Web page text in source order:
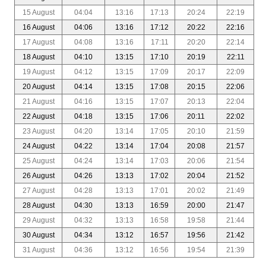
15 August
04:04 13:16 17:13 20:24
22:19
16 August
04:06 13:16 17:12 20:22
22:16
17 August
04:08 13:16 17:11 20:20
22:14
18 August
04:10 13:15 17:10 20:19
22:11
19 August
04:12 13:15 17:09 20:17
22:09
20 August
04:14 13:15 17:08 20:15
22:06
21 August
04:16 13:15 17:07 20:13
22:04
22 August
04:18 13:15 17:06 20:11
22:02
23 August
04:20 13:14 17:05 20:10
21:59
24 August
04:22 13:14 17:04 20:08
21:57
25 August
04:24 13:14 17:03 20:06
21:54
26 August
04:26 13:13 17:02 20:04
21:52
27 August
04:28 13:13 17:01 20:02
21:49
28 August
04:30 13:13 16:59 20:00
21:47
29 August
04:32 13:13 16:58 19:58
21:44
30 August
04:34 13:12 16:57 19:56
21:42
31 August
04:36 13:12 16:56 19:54 21:39